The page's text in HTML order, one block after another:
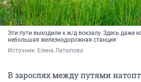
Эти пути выходили к ж/д вокзалу. Здесь даже
небольшая железнодорожная станция
Источник: Елена Латыпова
В зарослях между путями